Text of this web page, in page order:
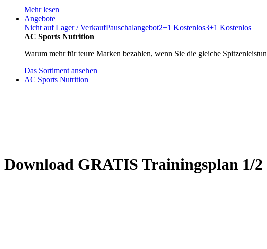
Mehr lesen
Angebote
Nicht auf Lager / VerkaufPauschalangebot2+1 Kostenlos3+1 Kostenlos
AC Sports Nutrition
Warum mehr für teure Marken bezahlen, wenn Sie die gleiche
Das Sortiment ansehen
AC Sports Nutrition
Download GRATIS Trainingsplan 1/